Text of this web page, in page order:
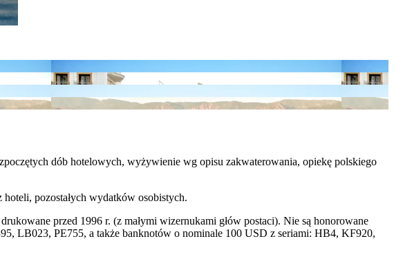
dób hotelowych, wyżywienie wg opisu zakwaterowania, opiekę polskiego
pozostałych wydatków osobistych.
przed 1996 r. (z małymi wizernukami głów postaci). Nie są honorowane
LB023, PE755, a także banknotów o nominale 100 USD z seriami: HB4, KF920,